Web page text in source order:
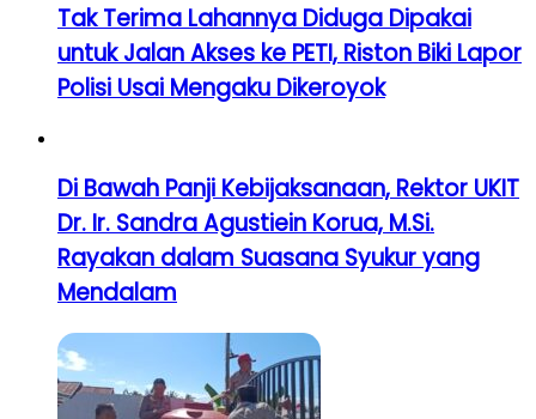
Tak Terima Lahannya Diduga Dipakai
untuk Jalan Akses ke PETI, Riston Biki Lapor
Polisi Usai Mengaku Dikeroyok
Di Bawah Panji Kebijaksanaan, Rektor UKIT
Dr. Ir. Sandra Agustiein Korua, M.Si.
Rayakan dalam Suasana Syukur yang
Mendalam